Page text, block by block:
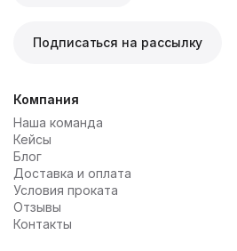
Подписаться на рассылку
Компания
Наша команда
Кейсы
Блог
Доставка и оплата
Условия проката
Отзывы
Контакты